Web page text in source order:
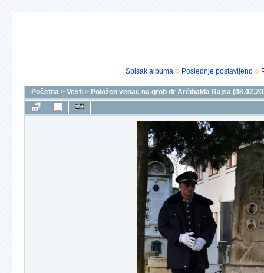
Spisak albuma Poslednje postavljeno
Početna > Vesti > Položen venac na grob dr Arčibalda Rajsa